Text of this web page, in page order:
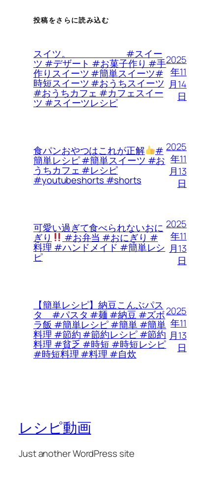
投稿をさらに読み込む
スイツ。 #スイー
ツ #デザート #お菓子作り #手
作りスイーツ #簡単スイーツ#
時短スイーツ #おうちスイーツ
#おうちカフェ #カフェスイー
ツ #スイーツレシピ
2025
年11
月14
日
食パンおやつはこれが正解 #
簡単レシピ #簡単スイーツ #お
うちカフェ #レシピ
#youtubeshorts #shorts
2025
年11
月13
日
可愛い過ぎて食べられないおに
ぎり #お弁当 #おにぎり #
料理 #ハンドメイド #簡単レシ
ピ
2025
年11
月13
日
【簡単レシピ】納豆こんぶパス
タ #パスタ #麺 #納豆 #ズボ
ラ飯 #簡単レシピ #簡単 #簡単
料理 #節約 #節約レシピ #節約
料理 #貧乏 #時短 #時短レシピ
#時短料理 #料理 #自炊
2025
年11
月13
日
レシピ動画
Just another WordPress site